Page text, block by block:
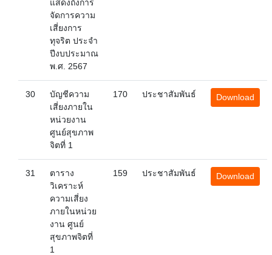
แสดงถึงการ
จัดการความ
เสี่ยงการ
ทุจริต ประจำ
ปีงบประมาณ
พ.ศ. 2567
30
บัญชีความ
เสี่ยงภายใน
หน่วยงาน
ศูนย์สุขภาพ
จิตที่ 1
170 ประชาสัมพันธ์ Download
31
ตาราง
วิเคราะห์
ความเสี่ยง
ภายในหน่วย
งาน ศูนย์
สุขภาพจิตที่
1
159 ประชาสัมพันธ์ Download